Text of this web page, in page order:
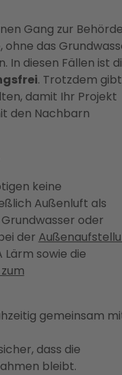
Gang zur
das
In diesen Fällen ist
. Trotzdem gibt
damit Ihr Projekt
den Nachbarn
keine
Außenluft als
oder
der
sowie die
gemeinsam
dass die
bleibt.